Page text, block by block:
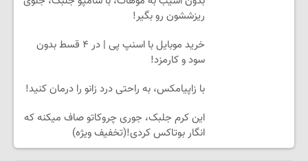
بدون آسیب به موهات، با شامپو جلبک، جلوی
این کرم جلبک، جوری چروکاتو صاف میکنه که
انگار بوتاکس کردی!(تخفیف ویژه)